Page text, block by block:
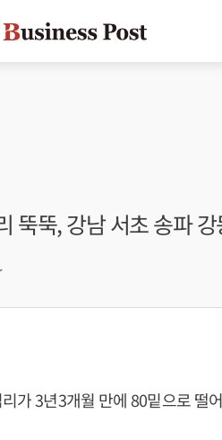
뚝뚝, 강남 서초 송파
가 3년3개월 만에 80밑으로 떨